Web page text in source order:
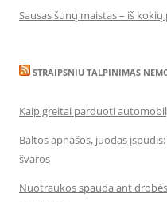
Sausas šunų maistas – iš
STRAIPSNIU TALPINIMAS
Kaip greitai parduoti
Baltos apnašos, juodas
švaros
Nuotraukos spauda ant